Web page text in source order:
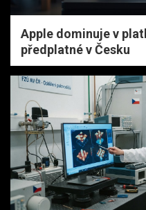
Apple dominuje v
předplatné v Česku